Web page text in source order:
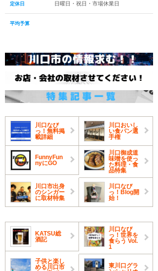
定休日 日曜日・祝日・市場休業日
平均予算
川口なび
っ！無料掲
載詳細
川口おいし
い食パン選
手権
FunnyFun
nyにGO
川口御成道
味噌を使っ
た料理・食
品特集
川口市出身
のシンガー
に取材特集
川口なび
っ！Blog開
始！
KATSU総
酒記
川口なび
っ！世界を
食らう Vol.
1
子供と楽し
める川口市
東川口グラ